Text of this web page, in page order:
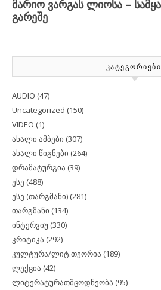
ᲙᲐᲢᲔᲒᲝᲠᲘᲔᲑᲘ
AUDIO (47)
Uncategorized (150)
VIDEO (1)
ახალი ამბები (307)
ახალი წიგნები (264)
დრამატურგია (39)
ესე (488)
ესე (თარგმანი) (281)
თარგმანი (134)
ინტერვიუ (330)
კრიტიკა (292)
კულტურა/ლიტ.თეორია (189)
ლექცია (42)
ლიტერატურათმცოდნეობა (95)